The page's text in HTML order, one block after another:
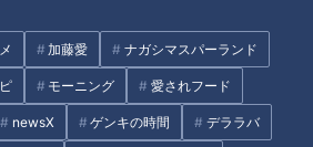
加藤愛 ナガシマスパーランド
モーニング 愛されフード
newsX ゲンキの時間 デララバ
チップスと比べると油っぽさがなく、
より一層ジャガイモ本来の旨味や風味
、揚げたてならではの味を引き立てる
て、鹿児島県・枕崎産の「かつお節」
り」が付いているのがポイント。でき